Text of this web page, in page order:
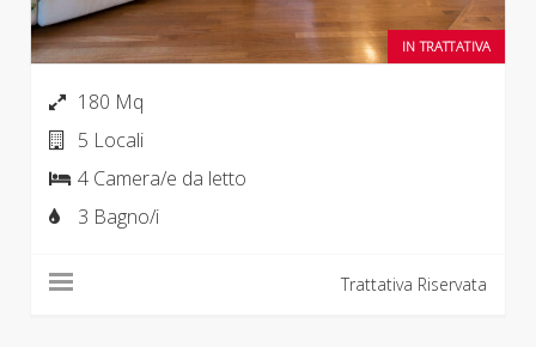
IN TRATTATIVA
180 Mq
5 Locali
4 Camera/e da letto
3 Bagno/i
Trattativa Riservata